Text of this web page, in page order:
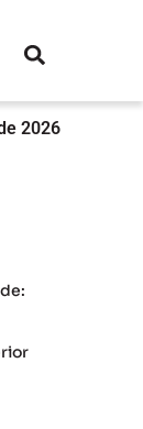
n
g
a
m
2026